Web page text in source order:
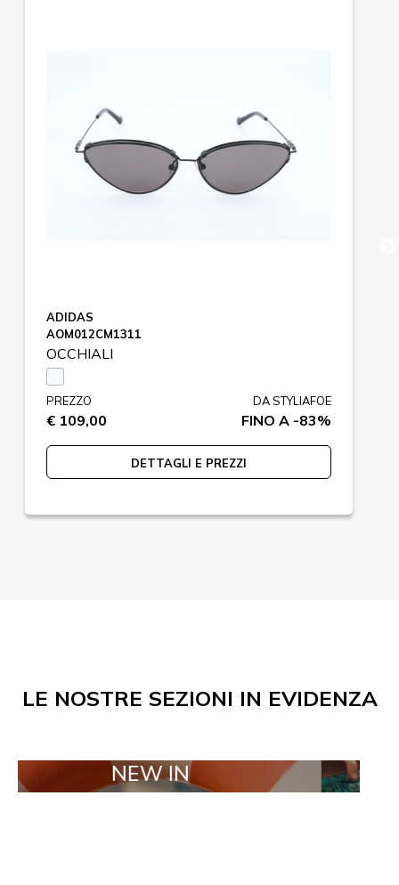
ADIDAS
AOM012CM1311
OCCHIALI
PREZZO
€ 109,00
DA STYLIAFOE
FINO A -83%
DETTAGLI E PREZZI
LE NOSTRE SEZIONI IN EVIDENZA
NEW IN TAILOR